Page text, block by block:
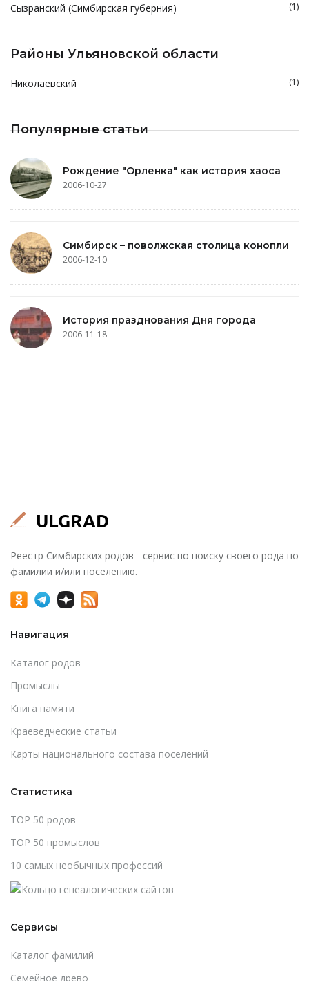
Сызранский (Симбирская губерния) (1)
Районы Ульяновской области
Николаевский (1)
Популярные статьи
Рождение "Орленка" как история хаоса
2006-10-27
Симбирск – поволжская столица конопли
2006-12-10
История празднования Дня города
2006-11-18
Реестр Симбирских родов - сервис по поиску своего рода по
фамилии и/или поселению.
Навигация
Каталог родов
Промыслы
Книга памяти
Краеведческие статьи
Карты национального состава поселений
Статистика
TOP 50 родов
TOP 50 промыслов
10 самых необычных профессий
Сервисы
Каталог фамилий
Cемейное древо